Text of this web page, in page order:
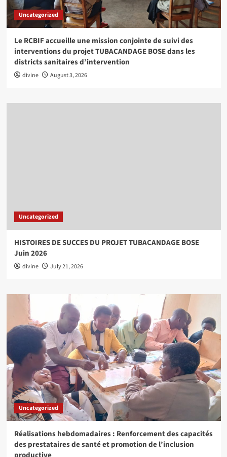
Uncategorized
Le RCBIF accueille une mission conjointe de suivi des
interventions du projet TUBACANDAGE BOSE dans les
districts sanitaires d’intervention
divine August 3, 2026
Uncategorized
HISTOIRES DE SUCCES DU PROJET TUBACANDAGE BOSE
Juin 2026
divine July 21, 2026
Uncategorized
Réalisations hebdomadaires : Renforcement des capacités
des prestataires de santé et promotion de l’inclusion